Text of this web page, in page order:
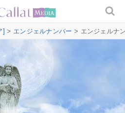
] > エンジェルナンバー > エンジェルナ